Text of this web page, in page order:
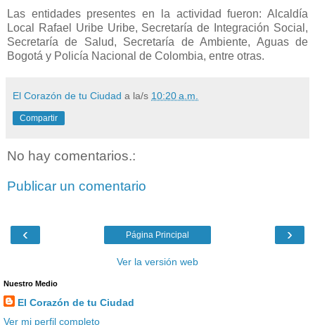
Las entidades presentes en la actividad fueron: Alcaldía
Local Rafael Uribe Uribe, Secretaría de Integración Social,
Secretaría de Salud, Secretaría de Ambiente, Aguas de
Bogotá y Policía Nacional de Colombia, entre otras.
El Corazón de tu Ciudad a la/s 10:20 a.m.
Compartir
No hay comentarios.:
Publicar un comentario
‹ ›
Página Principal
Ver la versión web
Nuestro Medio
El Corazón de tu Ciudad
Ver mi perfil completo